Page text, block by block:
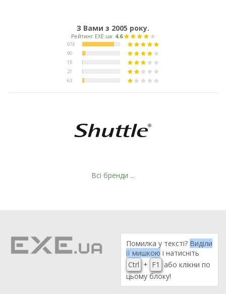
З Вами з 2005 року.
Всі бренди ...
Помилка у тексті? Виділи
її мишкою і натисніть
Ctrl + F1
або клікни по
цьому блоку!